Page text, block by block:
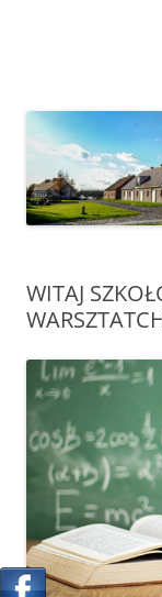
WITAJ